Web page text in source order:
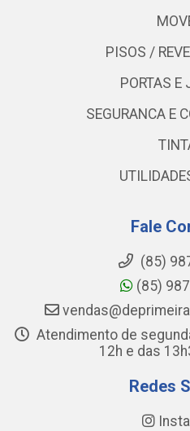
PISOS /
PORTAS E
SEGURANCA E
Fale
(85)
(85)
Atendimento de
12h e das
Redes